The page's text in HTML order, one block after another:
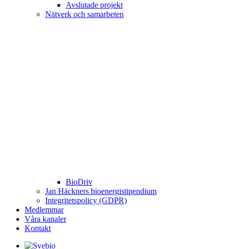
Avslutade projekt
Nätverk och samarbeten
BioDriv
Jan Häckners bioenergistipendium
Integritetspolicy (GDPR)
Medlemmar
Våra kanaler
Kontakt